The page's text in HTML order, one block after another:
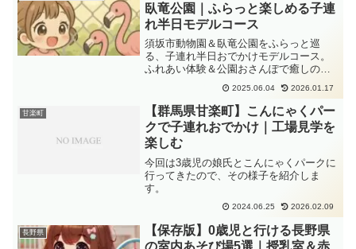
臥竜公園｜ふらっと楽しめる子連
れ半日モデルコース
須坂市動物園＆臥竜公園をふらっと巡
る、子連れ半日おでかけモデルコース。
ふれあい体験＆公園おさんぽで癒しの時
2025.06.04 2026.01.17
甘楽町
【群馬県甘楽町】こんにゃくパー
クで子連れおでかけ｜工場見学を
楽しむ
今回は3歳児の娘氏とこんにゃくパークに
行ってきたので、その様子を紹介しま
す。
2024.06.25 2026.02.09
長野県
【保存版】0歳児と行ける長野県
の室内あそび場5選｜授乳室＆赤